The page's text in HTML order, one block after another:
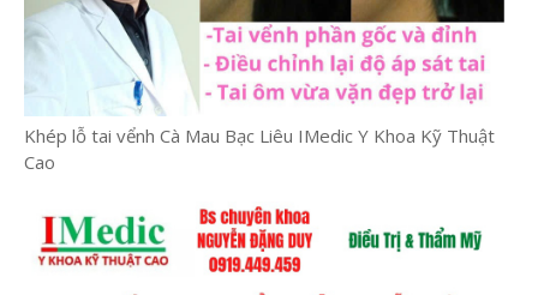
Khép lỗ tai vểnh Cà Mau Bạc Liêu IMedic Y Khoa Kỹ Thuật
Cao